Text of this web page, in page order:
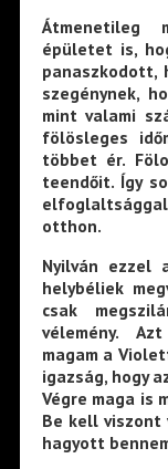
Átmenetileg
épületet is,
panaszkodott,
szegénynek,
mint valami
fölösleges
többet ér.
teendőit. Így
otthon.
Nyilván ezzel
helybéliek
csak
vélemény.
magam a
igazság, hogy
Végre maga is
Be kell
hagyott